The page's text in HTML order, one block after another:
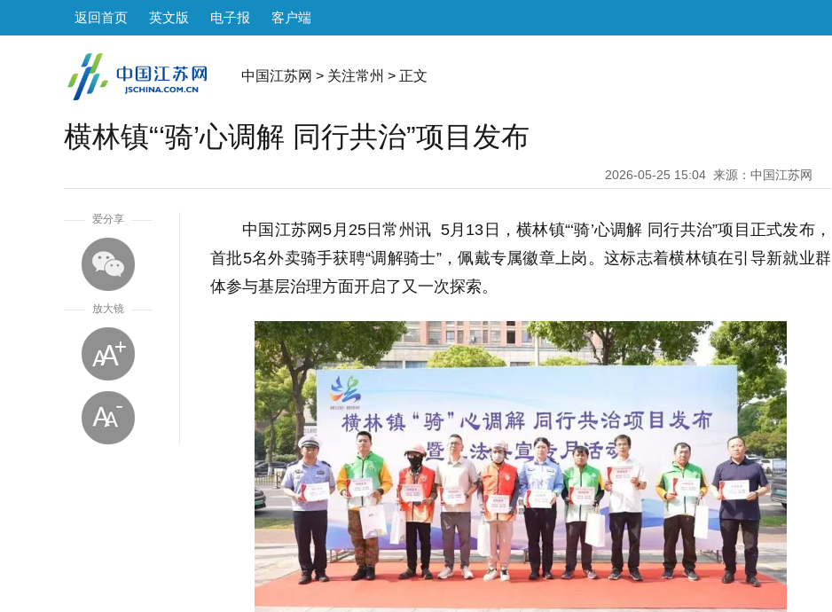
返回首页 英文版 电子报 客户端
中国江苏网 > 关注常州 > 正文
横林镇“‘骑’心调解 同行共治”项目发布
2026-05-25 15:04 来源：中国江苏网
爱分享
放大镜
中国江苏网5月25日常州讯 5月13日，横林镇“‘骑’心调解 同行共治”项目正式发布，
首批5名外卖骑手获聘“调解骑士”，佩戴专属徽章上岗。这标志着横林镇在引导新就业群
体参与基层治理方面开启了又一次探索。